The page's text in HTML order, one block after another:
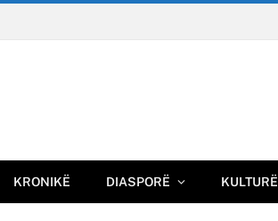
KRONIKË DIASPORË KULTURË